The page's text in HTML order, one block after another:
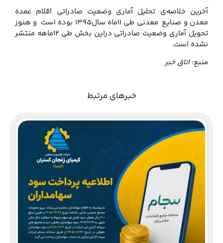
آخرین خلاصه‌ی تحلیل آماری وضعیت صادراتی اقلام عمده
معدن و صنایع معدنی طی ۱۱ماه سال۱۳۹۵ بوده است و هنوز
تحویل آماری وضعیت صادراتی دراین بخش طی ۱۲ماهه منتشر
نشده است.
منبع:اتاق خبر
خبرهای مرتبط